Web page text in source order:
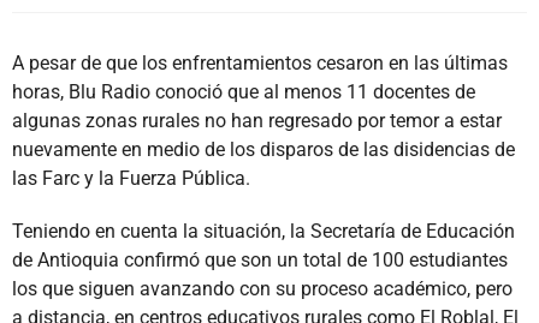
A pesar de que los enfrentamientos cesaron en las últimas
horas, Blu Radio conoció que al menos 11 docentes de
algunas zonas rurales no han regresado por temor a estar
nuevamente en medio de los disparos de las disidencias de
las Farc y la Fuerza Pública.
Teniendo en cuenta la situación, la Secretaría de Educación
de Antioquia confirmó que son un total de 100 estudiantes
los que siguen avanzando con su proceso académico, pero
a distancia, en centros educativos rurales como El Roblal, El